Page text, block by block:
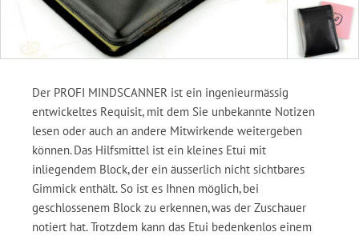
Der PROFI MINDSCANNER ist ein ingenieurmässig
entwickeltes Requisit, mit dem Sie unbekannte Notizen
lesen oder auch an andere Mitwirkende weitergeben
können. Das Hilfsmittel ist ein kleines Etui mit
inliegendem Block, der ein äusserlich nicht sichtbares
Gimmick enthält. So ist es Ihnen möglich, bei
geschlossenem Block zu erkennen, was der Zuschauer
notiert hat. Trotzdem kann das Etui bedenkenlos einem